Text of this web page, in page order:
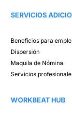
SERVICIOS
Beneficios para
Dispersión​
Maquila de Nómina​
Servicios
WORKBEAT HUB​